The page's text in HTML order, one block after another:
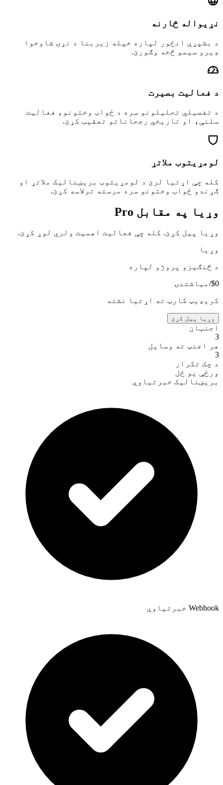
نړیواله څارنه
د بشپړې انځور لپاره خپله زیربنا د نړۍ شاوخوا
ډیرو سیمو څخه وګورئ.
د فعالیت بصیرت
د تفصیلي تحلیلونو سره د ځواب وختونو، فعالیت
سلنې، او تاریخي رجحاناتو تعقیب کړئ.
لومړیتوب ملاتړ
کله چې اړتیا لرئ د لومړیتوب بریښنالیک ملاتړ او
ګړندو ځواب وختونو سره مرسته ترلاسه کړئ.
وړیا په مقابل Pro
وړیا پیل کړئ. کله چې فعالیت اهمیت ولري لوړ کړئ.
وړیا
د څنګیزو پروژو لپاره
$0 /میاشتنۍ
کریډیټ کارټ ته اړتیا نشته
وړیا پیل کړئ
اجنټان
3
هر اجنټ ته وسایل
3
د چک تکرار
ورځې یو ځل
بریښنالیک خبرتیاوې
Webhook خبرتیاوې